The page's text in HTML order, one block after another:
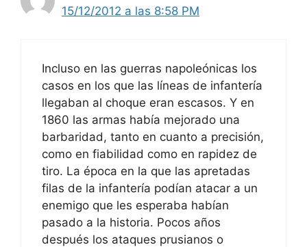
15/12/2012 a las 8:58 PM
Incluso en las guerras napoleónicas los
casos en los que las líneas de infantería
llegaban al choque eran escasos. Y en
1860 las armas había mejorado una
barbaridad, tanto en cuanto a precisión,
como en fiabilidad como en rapidez de
tiro. La época en la que las apretadas
filas de la infantería podían atacar a un
enemigo que les esperaba habían
pasado a la historia. Pocos años
después los ataques prusianos o